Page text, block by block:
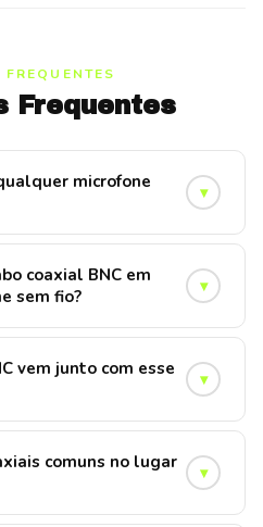
Frequentes
microfone
▾
coaxial BNC em
sem fio?
▾
vem junto com esse
▾
comuns no lugar
▾